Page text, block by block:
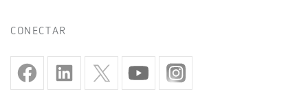
CONECTAR